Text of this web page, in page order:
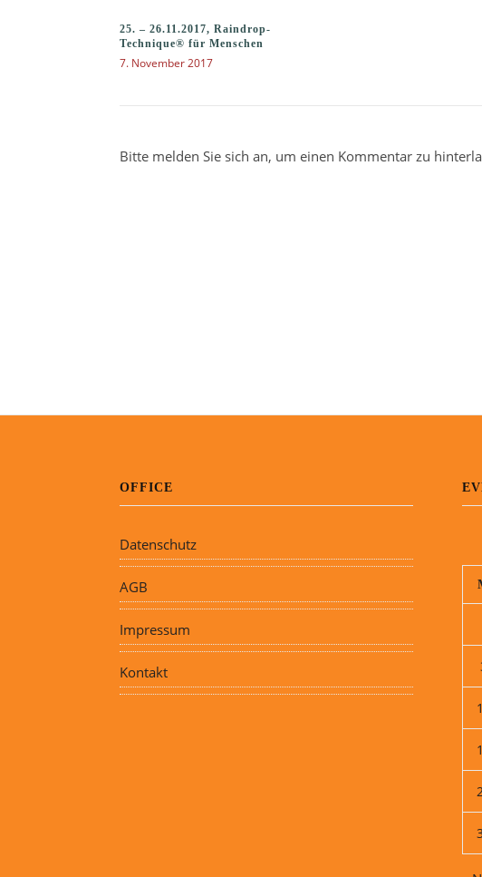
25. – 26.11.2017, Raindrop-
Technique® für Menschen
7. November 2017
Bitte melden Sie sich an, um einen Kommentar zu
OFFICE
Datenschutz
AGB
Impressum
Kontakt